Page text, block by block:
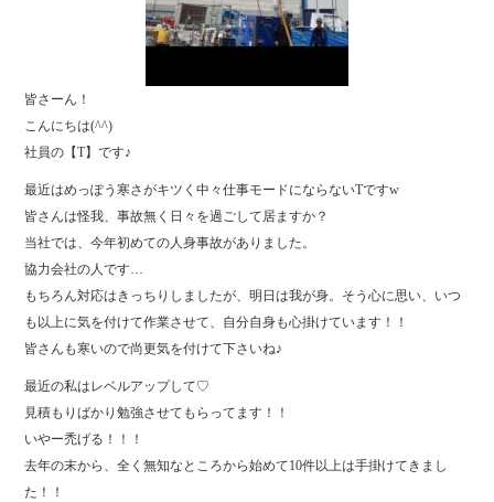
皆さーん！
こんにちは(^^)
社員の【T】です♪
最近はめっぽう寒さがキツく中々仕事モードにならないTですw
皆さんは怪我、事故無く日々を過ごして居ますか？
当社では、今年初めての人身事故がありました。
協力会社の人です…
もちろん対応はきっちりしましたが、明日は我が身。そう心に思い、いつ
も以上に気を付けて作業させて、自分自身も心掛けています！！
皆さんも寒いので尚更気を付けて下さいね♪
最近の私はレベルアップして♡
見積もりばかり勉強させてもらってます！！
いやー禿げる！！！
去年の末から、全く無知なところから始めて10件以上は手掛けてきまし
た！！